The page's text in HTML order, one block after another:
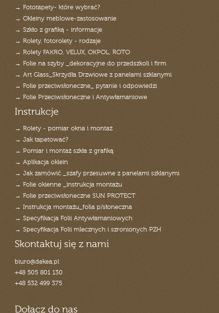
→ Fototapety- które wybrać?
→ Okleiny meblowe-zastosowanie
→ Szkło z grafiką - informacje
→ Rolety, fotorolety - rodzaje
→ Rolety FAKRO, VELUX, OKPOL, ROTO
→ Folie na szyby _dekoracyjne do przedszkoli i firm
→ Art Glass_Skrzydła Drzwiowe z panelami szklanymi
→ Folie przeciwsłoneczne_ pytanie i odpowiedzi
→ Folie Przeciwsłoneczne i Antywłamaniowe
Instrukcje
→ Rolety - pomiar okna i montaż
→ Jak tapetować?
→ Pomiar i montaż szkła z grafiką
→ Aplikacja oklein
→ Jak zamówić _szafy przesuwne z panelami szklanymi
→ Folie okienne _instrukcja montażu
→ Folie przeciwsłoneczne SUN PROTECT
→ Instrukcja montażu_folia p/słoneczna
→ Specyfikacja Folii Antywłamaniowych
→ Specyfikacja Folii mlecznych i szronionych PZH
Skontaktuj się z nami
biuro@dekea.pl
+48 505 801 130
+48 532 499 375
Dołącz do nas